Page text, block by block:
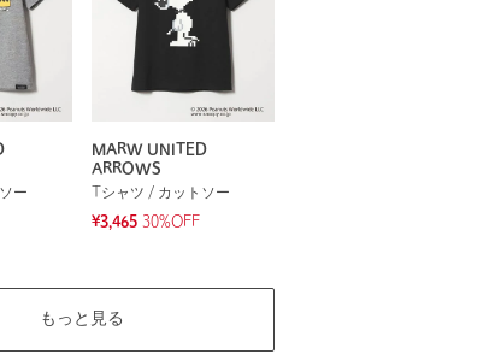
ー
MARW UNITED
ARROWS
Tシャツ / カットソー
¥3,465 30%OFF
もっと見る